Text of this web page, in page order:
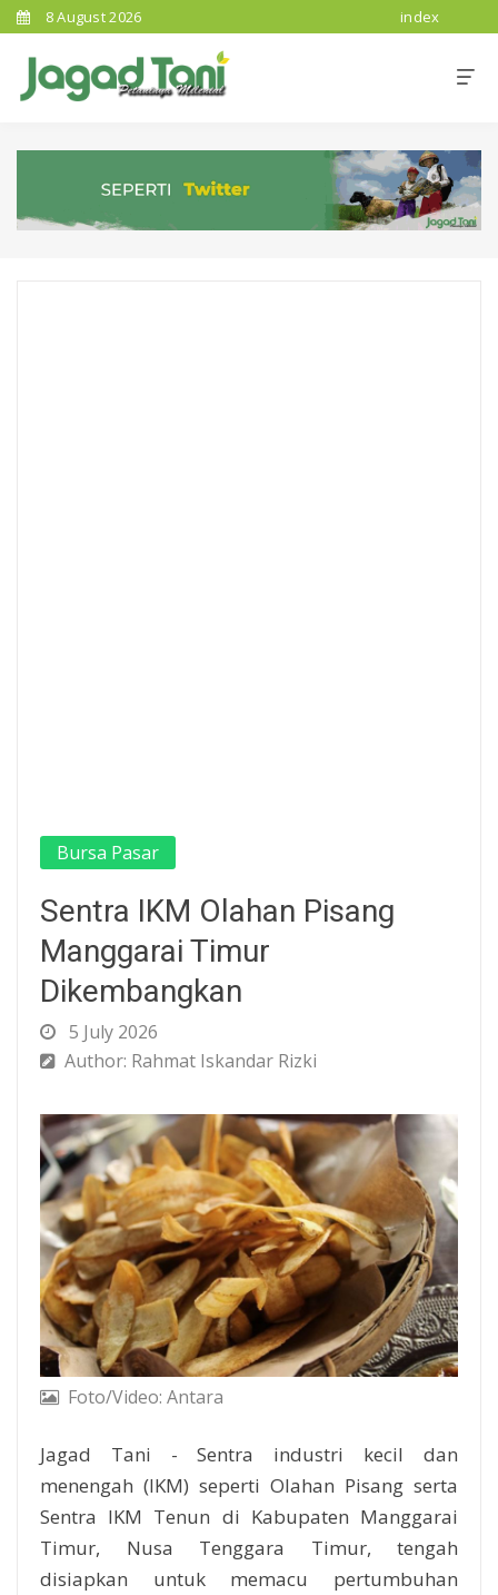
8 August 2026 index
Bursa Pasar
Sentra IKM Olahan Pisang
Manggarai Timur
Dikembangkan
5 July 2026
Author: Rahmat Iskandar Rizki
Foto/Video: Antara
Jagad Tani - Sentra industri kecil dan
menengah (IKM) seperti Olahan Pisang serta
Sentra IKM Tenun di Kabupaten Manggarai
Timur, Nusa Tenggara Timur, tengah
disiapkan untuk memacu pertumbuhan